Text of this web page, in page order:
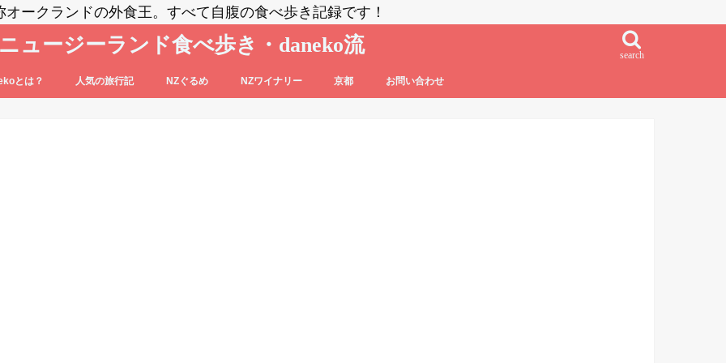
オークランドの外食王。すべて自腹の食べ歩き記録です！
ニュージーランド食べ歩き・daneko流 search
とは？ 人気の旅行記 NZぐるめ NZワイナリー 京都 お問い合わせ